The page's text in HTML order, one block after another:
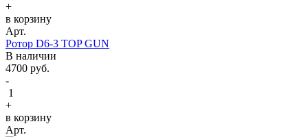
+
в корзину
Арт.
Ротор D6-3 TOP GUN
В наличии
4700 руб.
-
1
+
в корзину
Арт.